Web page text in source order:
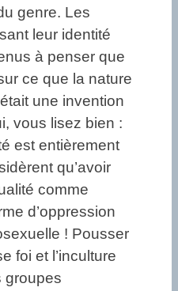
genre. Les
leur identité
à penser que
ce que la nature
une invention
vous lisez bien :
est entièrement
qu’avoir
comme
d’oppression
! Pousser
foi et l’inculture
groupes